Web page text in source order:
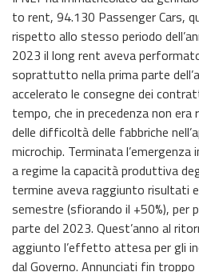
to rent, 94.130 Passenger Cars,
rispetto allo stesso periodo
2023 il long rent aveva
soprattutto nella prima parte
accelerato le consegne dei
tempo, che in precedenza non
delle difficoltà delle fabbriche
microchip. Terminata
a regime la capacità produttiva
termine aveva raggiunto risultati
semestre (sfiorando il +50%), per
parte del 2023. Quest’anno al
aggiunto l’effetto attesa per gli
dal Governo. Annunciati fin